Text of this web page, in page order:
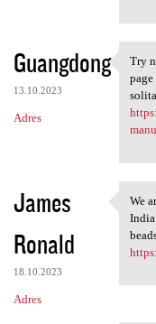
Guangdong
13.10.2023
Adres
Try
Try
James
Ronald
18.10.2023
Adres
We
We